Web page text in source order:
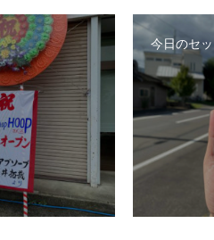
今日のセ